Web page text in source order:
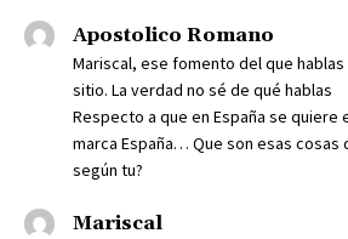
Apostolico Romano
Mariscal, ese fomento del que
sitio. La verdad no sé de qué hablas
Respecto a que en España se quiere
marca España… Que son esas cosas
según tu?
Mariscal